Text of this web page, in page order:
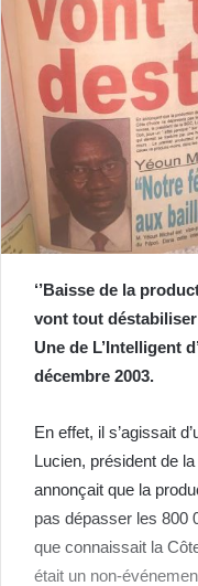
‘’Baisse de la
vont tout
Une de L’Intelligent
décembre 2003.
En effet, il s’agissait
Lucien, président de
annonçait que la
pas dépasser les 800
que connaissait la
était un non-